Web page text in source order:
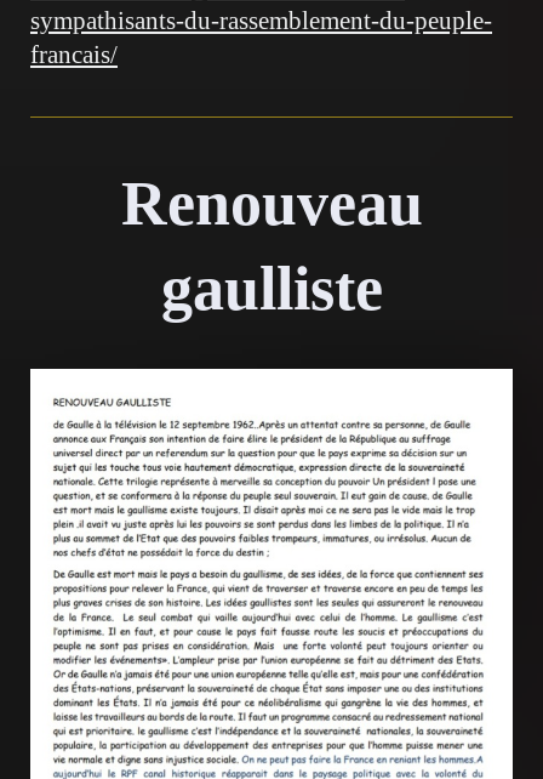
sympathisants-du-rassemblement-du-peuple-
francais/
Renouveau
gaulliste